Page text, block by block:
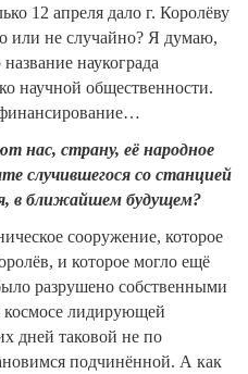
12 апреля дало г. Королёву
или не случайно? Я думаю,
наукограда
научной общественности.
финансирование…
нас, страну, её народное
случившегося со станцией
в ближайшем будущем?
сооружение, которое
и которое могло ещё
разрушено собственными
лидирующей
дней таковой не по
подчинённой. А как